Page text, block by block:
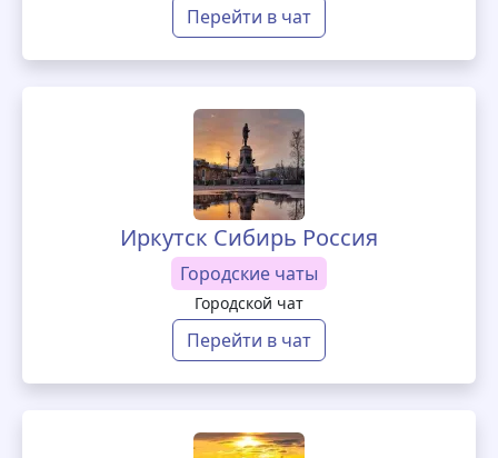
Перейти в чат
Иркутск Сибирь Россия
Городские чаты
Городской чат
Перейти в чат